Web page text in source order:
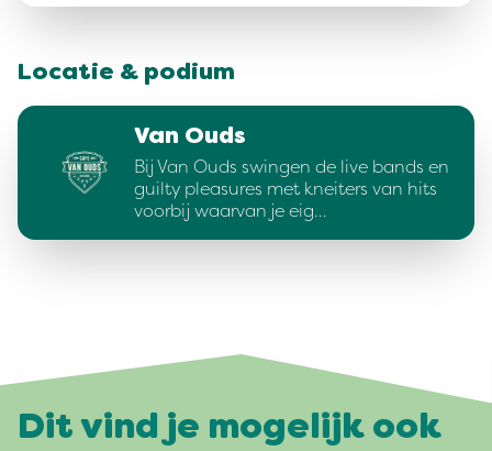
Locatie & podium
Van Ouds
Bij Van Ouds swingen de live bands en
guilty pleasures met kneiters van hits
voorbij waarvan je eig…
Dit vind je mogelijk ook